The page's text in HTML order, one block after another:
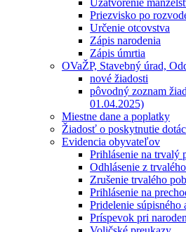
Uzatvorenie
Priezvisko po
Určenie otcovstva
Zápis narodenia
Zápis úmrtia
OVaŽP, Stavebný úrad,
nové žiadosti
pôvodný zoznam
01.04.2025)
Miestne dane a poplatky
Žiadosť o poskytnutie
Evidencia obyvateľov
Prihlásenie na trvalý
Odhlásenie z
Zrušenie trvalého
Prihlásenie na
Pridelenie súpisného
Príspevok pri